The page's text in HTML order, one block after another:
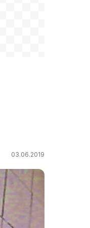
03.06.2019